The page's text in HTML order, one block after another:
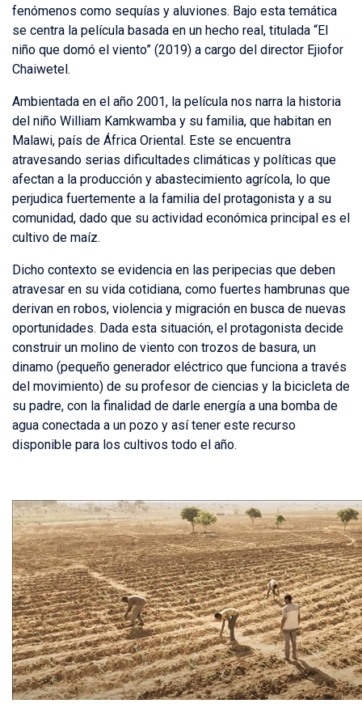
fenómenos como sequías y aluviones. Bajo esta temática
se centra la película basada en un hecho real, titulada “El
niño que domó el viento” (2019) a cargo del director Ejiofor
Chaiwetel.
Ambientada en el año 2001, la película nos narra la historia
del niño William Kamkwamba y su familia, que habitan en
Malawi, país de África Oriental. Este se encuentra
atravesando serias dificultades climáticas y políticas que
afectan a la producción y abastecimiento agrícola, lo que
perjudica fuertemente a la familia del protagonista y a su
comunidad, dado que su actividad económica principal es el
cultivo de maíz.
Dicho contexto se evidencia en las peripecias que deben
atravesar en su vida cotidiana, como fuertes hambrunas que
derivan en robos, violencia y migración en busca de nuevas
oportunidades. Dada esta situación, el protagonista decide
construir un molino de viento con trozos de basura, un
dinamo (pequeño generador eléctrico que funciona a través
del movimiento) de su profesor de ciencias y la bicicleta de
su padre, con la finalidad de darle energía a una bomba de
agua conectada a un pozo y así tener este recurso
disponible para los cultivos todo el año.